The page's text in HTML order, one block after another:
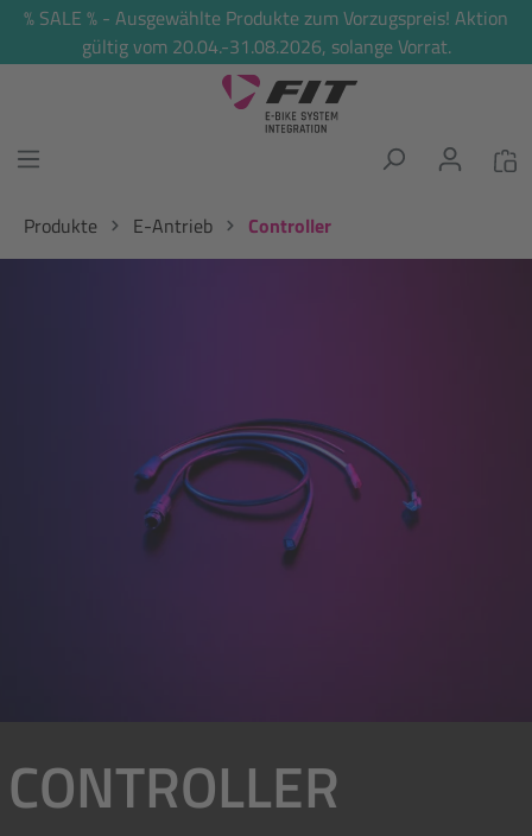
springen
% SALE % - Ausgewählte Produkte zum Vorzugspreis! Aktion
gültig vom 20.04.-31.08.2026, solange Vorrat.
Produkte E-Antrieb Controller
CONTROLLER